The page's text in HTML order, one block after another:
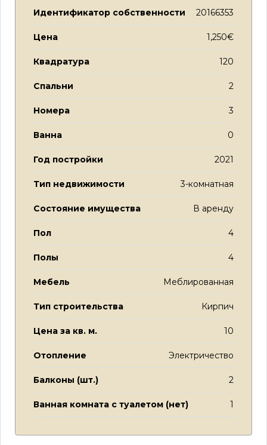
Идентификатор собственности 20166353
Цена 1,250€
Квадратура 120
Спальни 2
Номера 3
Ванна 0
Год постройки 2021
Тип недвижимости 3-комнатная
Состояние имущества В аренду
Пол 4
Полы 4
Мебель Меблированная
Тип строительства Кирпич
Цена за кв. м. 10
Отопление Электричество
Балконы (шт.) 2
Ванная комната с туалетом (нет) 1